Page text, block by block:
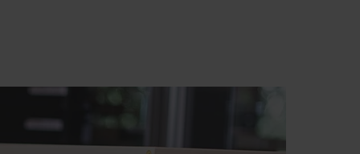
dans toutes les catégories de produits et quelque soit
les réparations conformément aux procédures et
réparations urgentes. Nous accordons une garantie de